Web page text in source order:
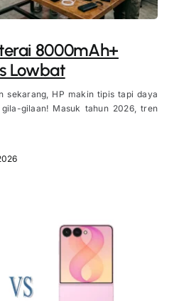
8000mAh+
Lowbat
sekarang, HP makin tipis tapi daya
gilaan! Masuk tahun 2026, tren